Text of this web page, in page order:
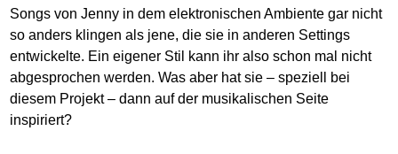
Songs von Jenny in dem elektronischen Ambiente gar nicht
so anders klingen als jene, die sie in anderen Settings
entwickelte. Ein eigener Stil kann ihr also schon mal nicht
abgesprochen werden. Was aber hat sie – speziell bei
diesem Projekt – dann auf der musikalischen Seite
inspiriert?